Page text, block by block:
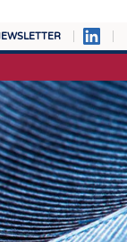
& GEWIRKE